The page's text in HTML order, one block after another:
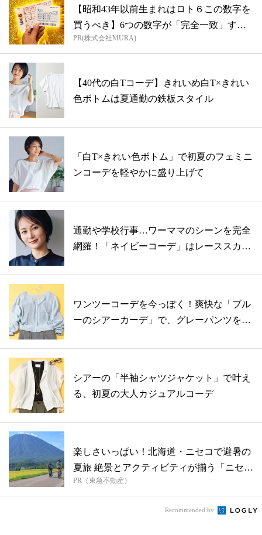
【昭和43年以前生まれはロト６この数字を
買うべき】6つの数字が「完全一致」する
方...
PR(株式会社MURA)
【40代の白Tコーデ】きれいめ白T×きれい
色ボトムは夏通勤の鉄板スタイル
「白T×きれい色ボトム」で初夏のフェミニ
ンコーデを軽やかに盛り上げて
通勤や学校行事…ワーママのシーンを完全
網羅！「ネイビーコーデ」はレーススカー
ワンツーコーデを今っぽく！爽快な「ブル
ーのシアーカーデ」で、グレーパンツをフ
シアーの「半袖シャツジャケット」で叶え
る、初夏の大人カジュアルコーデ
楽しさいっぱい！北海道・ニセコで避暑の
夏旅 絶景とアクティビティが揃う「ニセコ
東...
PR（東急不動産）
Recommended by